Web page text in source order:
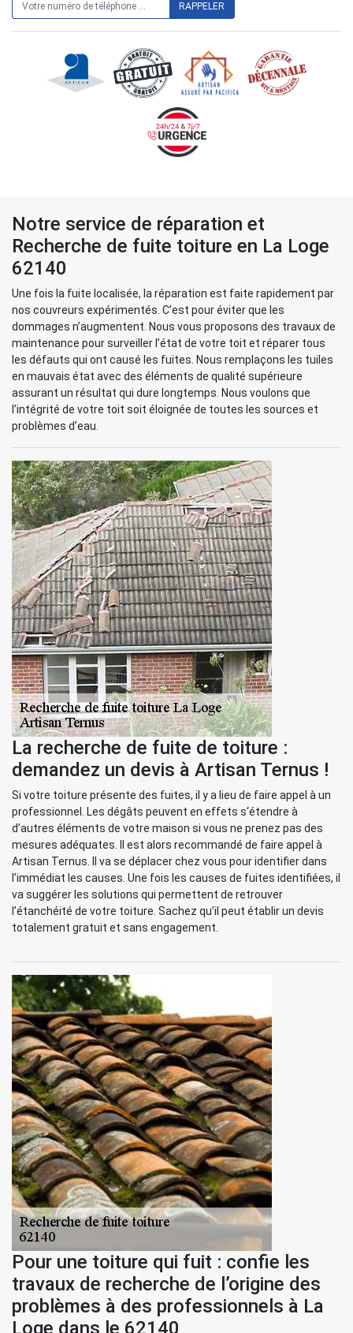
Notre service de réparation et
Recherche de fuite toiture en La Loge
62140
Une fois la fuite localisée, la réparation est faite rapidement par
nos couvreurs expérimentés. C’est pour éviter que les
dommages n’augmentent. Nous vous proposons des travaux de
maintenance pour surveiller l’état de votre toit et réparer tous
les défauts qui ont causé les fuites. Nous remplaçons les tuiles
en mauvais état avec des éléments de qualité supérieure
assurant un résultat qui dure longtemps. Nous voulons que
l’intégrité de votre toit soit éloignée de toutes les sources et
problèmes d’eau.
La recherche de fuite de toiture :
demandez un devis à Artisan Ternus !
Si votre toiture présente des fuites, il y a lieu de faire appel à un
professionnel. Les dégâts peuvent en effets s‘étendre à
d’autres éléments de votre maison si vous ne prenez pas des
mesures adéquates. Il est alors recommandé de faire appel à
Artisan Ternus. Il va se déplacer chez vous pour identifier dans
l’immédiat les causes. Une fois les causes de fuites identifiées, il
va suggérer les solutions qui permettent de retrouver
l’étanchéité de votre toiture. Sachez qu’il peut établir un devis
totalement gratuit et sans engagement.
Pour une toiture qui fuit : confie les
travaux de recherche de l’origine des
problèmes à des professionnels à La
Loge dans le 62140